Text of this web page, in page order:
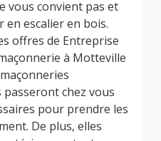
vous convient pas et
en escalier en bois.
offres de Entreprise
à Motteville
passeront chez vous
pour prendre les
De plus, elles